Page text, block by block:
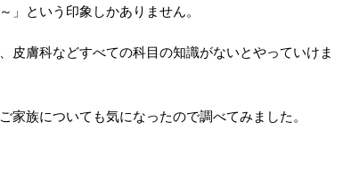
」という印象しかありません。
皮膚科などすべての科目の知識がないとやっていけま
家族についても気になったので調べてみました。